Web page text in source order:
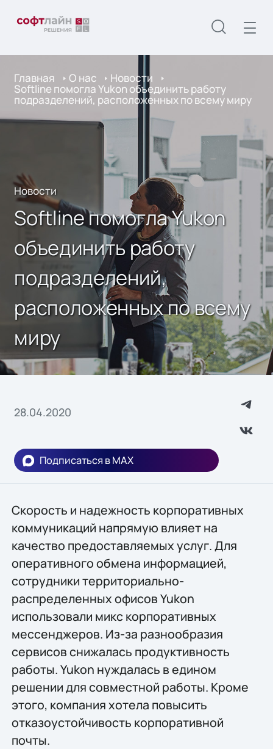
Главная О нас Новости
Softline помогла Yukon объединить работу
подразделений, расположенных по всему миру
Новости
Softline помогла Yukon
объединить работу
подразделений,
расположенных по всему
миру
28.04.2020
Подписаться в MAX
Скорость и надежность корпоративных
коммуникаций напрямую влияет на
качество предоставляемых услуг. Для
оперативного обмена информацией,
сотрудники территориально-
распределенных офисов Yukon
использовали микс корпоративных
мессенджеров. Из-за разнообразия
сервисов снижалась продуктивность
работы. Yukon нуждалась в едином
решении для совместной работы. Кроме
этого, компания хотела повысить
отказоустойчивость корпоративной
почты.